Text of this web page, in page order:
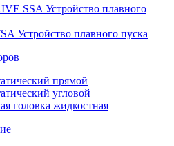
SSA Устройство плавного
Устройство плавного пуска
прямой
угловой
головка жидкостная